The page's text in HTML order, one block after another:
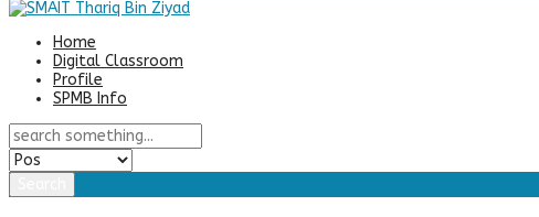
Home
Digital Classroom
Profile
SPMB Info